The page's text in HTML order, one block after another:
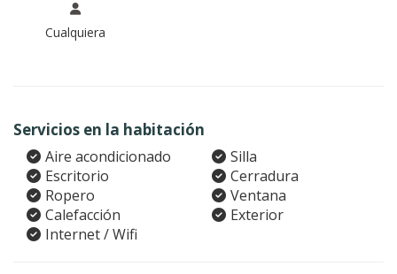
Cualquiera
Servicios en la habitación
Aire acondicionado
Silla
Escritorio
Cerradura
Ropero
Ventana
Calefacción
Exterior
Internet / Wifi